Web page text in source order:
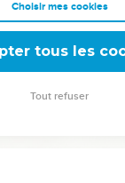
des *armées
Il fera
de son peuple.
© 1992, 1999 by Biblica,
Choisir mes cookies
tous les
Tout refuser